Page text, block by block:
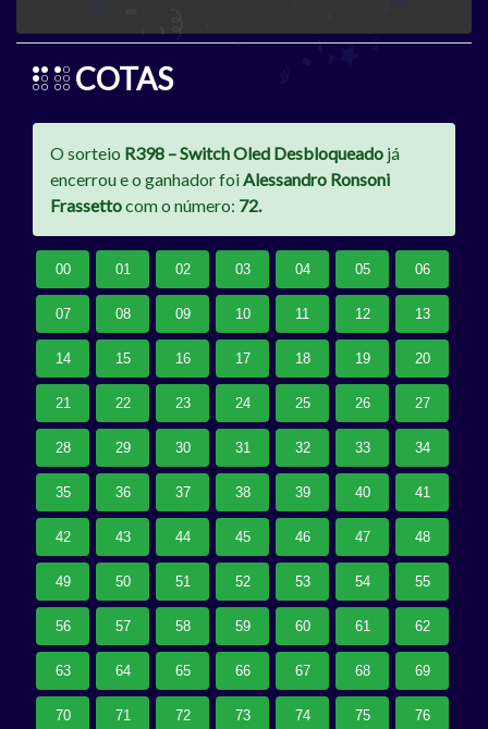
COTAS
O sorteio R398 – Switch Oled Desbloqueado já
encerrou e o ganhador foiAlessandro Ronsoni
Frassettocom o número: 72.
00 01 02 03 04 05 06
07 08 09 10 11 12 13
14 15 16 17 18 19 20
21 22 23 24 25 26 27
28 29 30 31 32 33 34
35 36 37 38 39 40 41
42 43 44 45 46 47 48
49 50 51 52 53 54 55
56 57 58 59 60 61 62
63 64 65 66 67 68 69
70 71 72 73 74 75 76